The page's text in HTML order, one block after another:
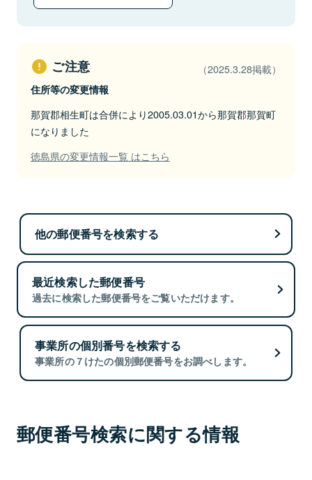
ご注意 （2025.3.28掲載）
住所等の変更情報
那賀郡相生町は合併により2005.03.01から那賀郡那賀町
になりました
徳島県の変更情報一覧 はこちら
他の郵便番号を検索する
最近検索した郵便番号
過去に検索した郵便番号をご覧いただけます。
事業所の個別番号を検索する
事業所の７けたの個別郵便番号をお調べします。
郵便番号検索に関する情報